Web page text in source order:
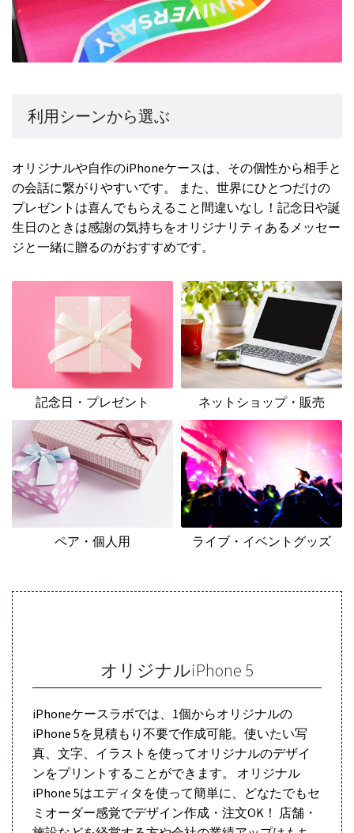
利用シーンから選ぶ
オリジナルや自作のiPhoneケースは、その個性から相手と
の会話に繋がりやすいです。 また、世界にひとつだけの
プレゼントは喜んでもらえること間違いなし！記念日や誕
生日のときは感謝の気持ちをオリジナリティあるメッセー
ジと一緒に贈るのがおすすめです。
記念日・プレゼント ネットショップ・販売
ペア・個人用 ライブ・イベントグッズ
オリジナルiPhone 5
iPhoneケースラボでは、1個からオリジナルの
iPhone 5を見積もり不要で作成可能。使いたい写
真、文字、イラストを使ってオリジナルのデザイ
ンをプリントすることができます。 オリジナル
iPhone 5はエディタを使って簡単に、どなたでもセ
ミオーダー感覚でデザイン作成・注文OK！ 店舗・